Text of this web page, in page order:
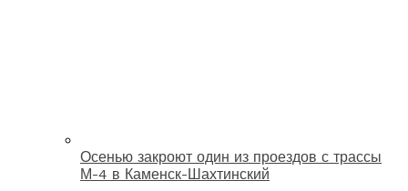
Осенью закроют один из проездов с трассы
М-4 в Каменск-Шахтинский